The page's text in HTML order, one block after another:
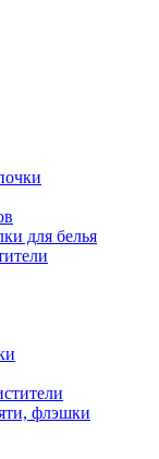
для белья
флэшки